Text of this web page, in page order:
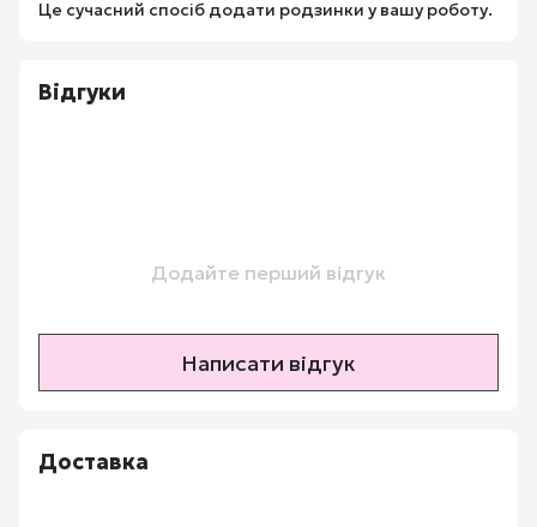
Це сучасний спосіб додати родзинки у вашу роботу.
Відгуки
Додайте перший відгук
Написати відгук
Доставка